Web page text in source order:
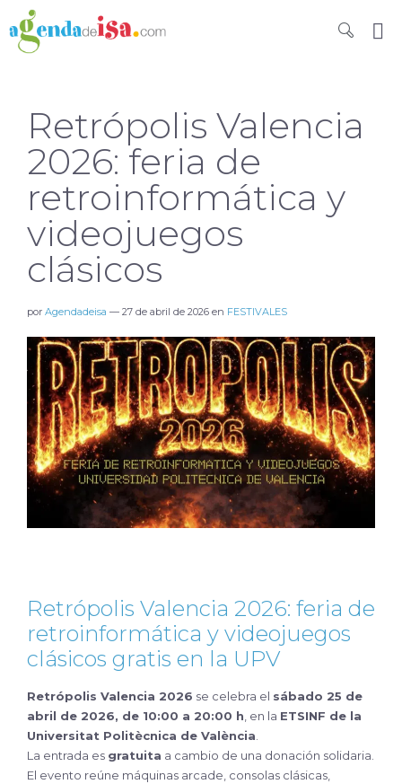
Retrópolis Valencia
2026: feria de
retroinformática y
videojuegos
clásicos
por Agendadeisa — 27 de abril de 2026 en FESTIVALES
Retrópolis Valencia 2026: feria de
retroinformática y videojuegos
clásicos gratis en la UPV
Retrópolis Valencia 2026 se celebra el sábado 25 de
abril de 2026, de 10:00 a 20:00 h, en la ETSINF de la
Universitat Politècnica de València.
La entrada es gratuita a cambio de una donación solidaria.
El evento reúne máquinas arcade, consolas clásicas,